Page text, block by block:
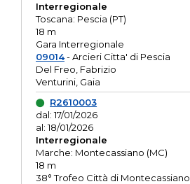
Interregionale
Toscana: Pescia (PT)
18 m
Gara Interregionale
09014- Arcieri Citta' di Pescia
Del Freo, Fabrizio
Venturini, Gaia
R2610003
dal: 17/01/2026
al: 18/01/2026
Interregionale
Marche: Montecassiano (MC)
18 m
38° Trofeo Città di Montecassiano